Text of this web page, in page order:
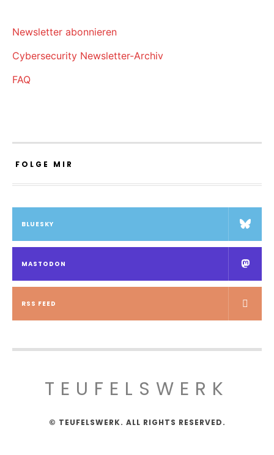
Newsletter abonnieren
Cybersecurity Newsletter-Archiv
FAQ
FOLGE MIR
BLUESKY
MASTODON
RSS FEED
TEUFELSWERK
© TEUFELSWERK. ALL RIGHTS RESERVED.